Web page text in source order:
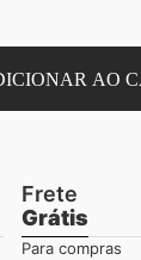
AO
Frete
Grátis
Para compras